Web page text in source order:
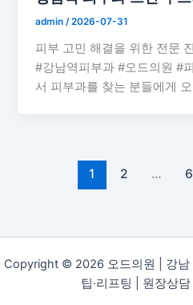
admin/2026-07-31
피부 고민 해결을 위한 전문
#강남역피부과 #오드의원 #
서 피부과를 찾는 분들에게
1 2 … 6
Copyright © 2026 오드의원 | 강남
팁·리프팅 | 원장상담